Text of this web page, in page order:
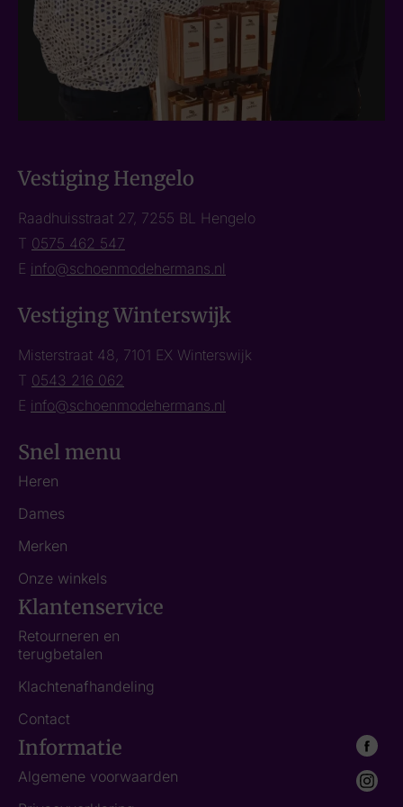
Vestiging Hengelo
Raadhuisstraat 27, 7255 BL Hengelo
T 0575 462 547
E info@schoenmodehermans.nl
Vestiging Winterswijk
Misterstraat 48, 7101 EX Winterswijk
T 0543 216 062
E info@schoenmodehermans.nl
Snel menu
Heren
Dames
Merken
Onze winkels
Klantenservice
Retourneren en
terugbetalen
Klachtenafhandeling
Contact
Informatie
Algemene voorwaarden